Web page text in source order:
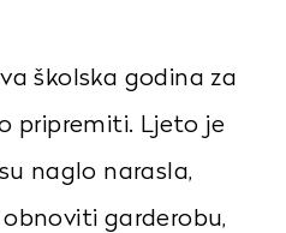
školska godina za
pripremiti. Ljeto je
naglo narasla,
garderobu,